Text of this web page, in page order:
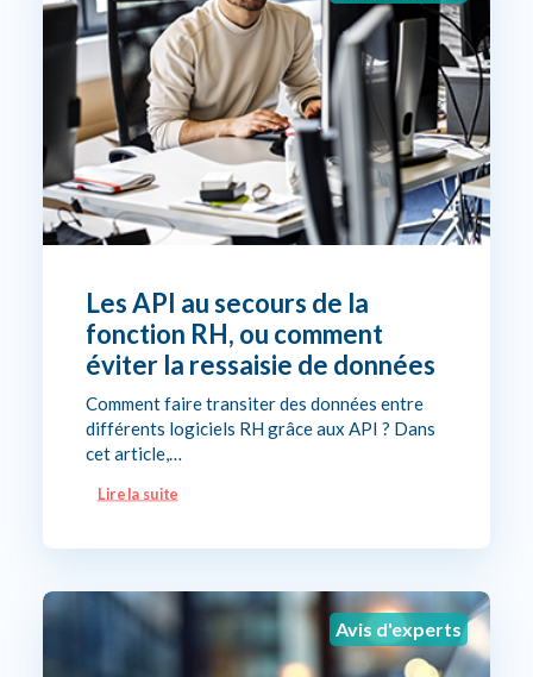
Les API au secours de la
fonction RH, ou comment
éviter la ressaisie de données
Comment faire transiter des données entre
différents logiciels RH grâce aux API ? Dans
cet article,…
Lire la suite
Avis d'experts